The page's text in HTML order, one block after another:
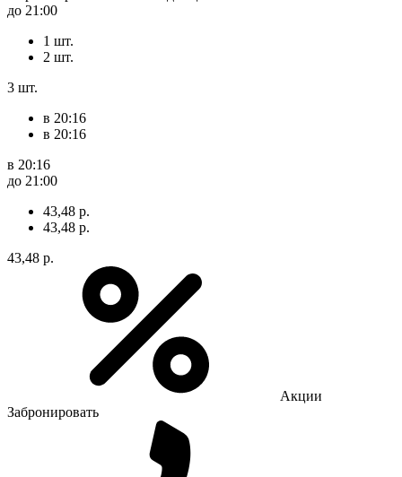
до 21:00
1 шт.
2 шт.
3 шт.
в 20:16
в 20:16
в 20:16
до 21:00
43,48 р.
43,48 р.
43,48 р.
Акции
Забронировать